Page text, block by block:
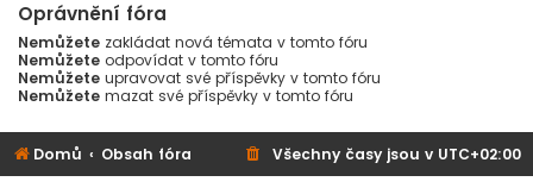
Oprávnění fóra
Nemůžete zakládat nová témata v tomto fóru
Nemůžete odpovídat v tomto fóru
Nemůžete upravovat své příspěvky v tomto fóru
Nemůžete mazat své příspěvky v tomto fóru
Domů Obsah fóra Všechny časy jsou v UTC+02:00